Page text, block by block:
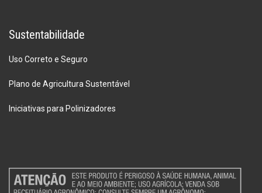
Sustentabilidade
Uso Correto e Seguro
Plano de Agricultura Sustentável
Iniciativas para Polinizadores